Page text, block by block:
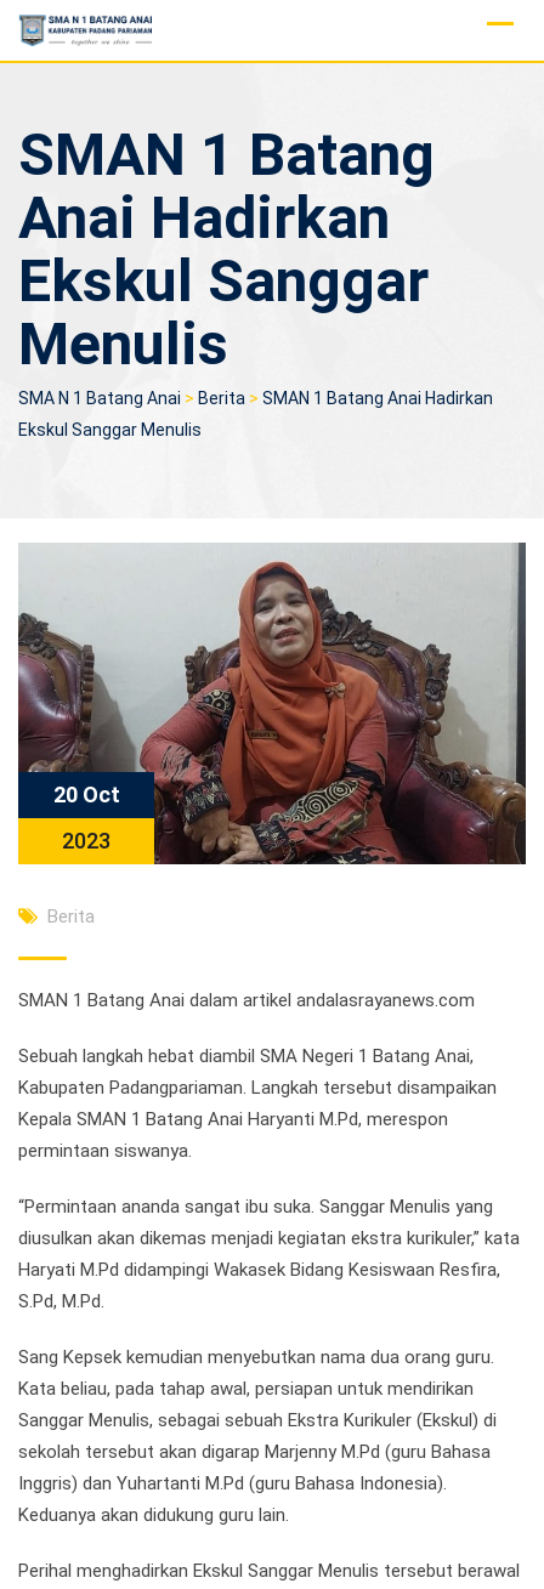
Skip
SMAN 1 Batang
Anai Hadirkan
Ekskul Sanggar
Menulis
SMA N 1 Batang Anai > Berita > SMAN 1 Batang Anai Hadirkan
Ekskul Sanggar Menulis
20 Oct
2023
Berita
SMAN 1 Batang Anai dalam artikel andalasrayanews.com
Sebuah langkah hebat diambil SMA Negeri 1 Batang Anai,
Kabupaten Padangpariaman. Langkah tersebut disampaikan
Kepala SMAN 1 Batang Anai Haryanti M.Pd, merespon
permintaan siswanya.
“Permintaan ananda sangat ibu suka. Sanggar Menulis yang
diusulkan akan dikemas menjadi kegiatan ekstra kurikuler,” kata
Haryati M.Pd didampingi Wakasek Bidang Kesiswaan Resfira,
S.Pd, M.Pd.
Sang Kepsek kemudian menyebutkan nama dua orang guru.
Kata beliau, pada tahap awal, persiapan untuk mendirikan
Sanggar Menulis, sebagai sebuah Ekstra Kurikuler (Ekskul) di
sekolah tersebut akan digarap Marjenny M.Pd (guru Bahasa
Inggris) dan Yuhartanti M.Pd (guru Bahasa Indonesia).
Keduanya akan didukung guru lain.
Perihal menghadirkan Ekskul Sanggar Menulis tersebut berawal